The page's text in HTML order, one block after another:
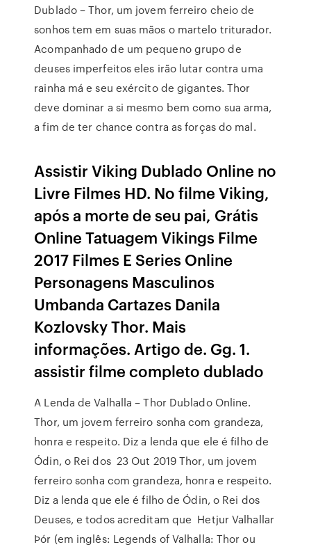
Dublado – Thor, um jovem ferreiro cheio de
sonhos tem em suas mãos o martelo triturador.
Acompanhado de um pequeno grupo de
deuses imperfeitos eles irão lutar contra uma
rainha má e seu exército de gigantes. Thor
deve dominar a si mesmo bem como sua arma,
a fim de ter chance contra as forças do mal.
Assistir Viking Dublado Online no
Livre Filmes HD. No filme Viking,
após a morte de seu pai, Grátis
Online Tatuagem Vikings Filme
2017 Filmes E Series Online
Personagens Masculinos
Umbanda Cartazes Danila
Kozlovsky Thor. Mais
informações. Artigo de. Gg. 1.
assistir filme completo dublado
A Lenda de Valhalla – Thor Dublado Online.
Thor, um jovem ferreiro sonha com grandeza,
honra e respeito. Diz a lenda que ele é filho de
Ódin, o Rei dos 23 Out 2019 Thor, um jovem
ferreiro sonha com grandeza, honra e respeito.
Diz a lenda que ele é filho de Ódin, o Rei dos
Deuses, e todos acreditam que Hetjur Valhallar
Þór (em inglês: Legends of Valhalla: Thor ou